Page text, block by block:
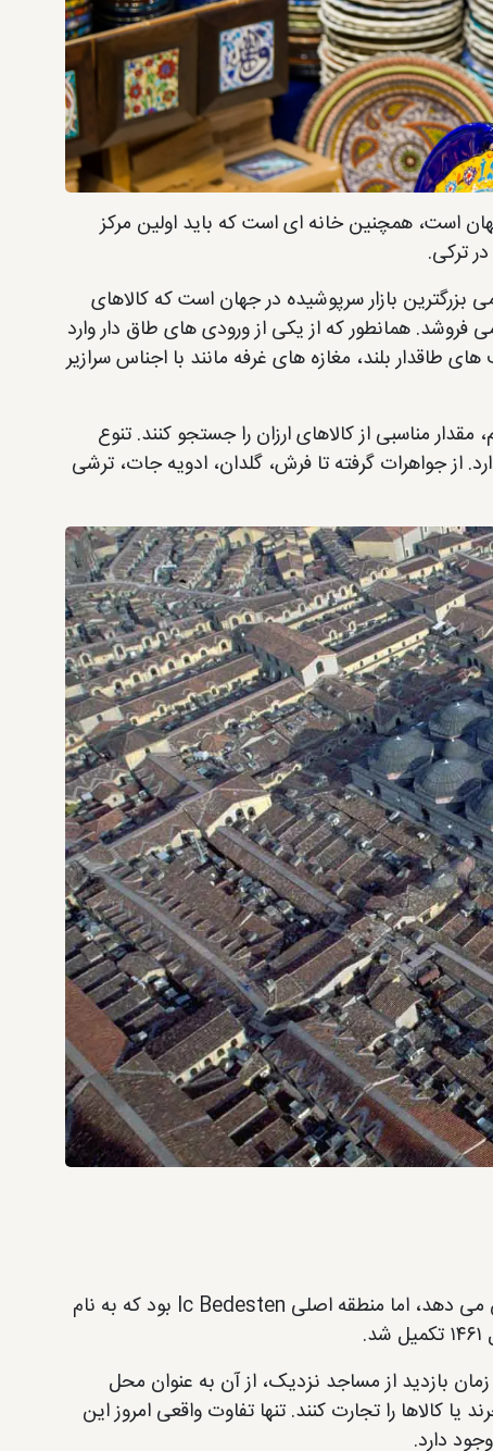
است، همچنین خانه ای است که باید اولین مرکز
بزرگترین بازار سرپوشیده در جهان است که کالاهای
همانطور که از یکی از ورودی های طاق دار وارد
بلند، مغازه های غرفه مانند با اجناس سرازیر
مناسبی از کالاهای ارزان را جستجو کنند. تنوع
از جواهرات گرفته تا فرش، گلدان، ادویه جات، ترشی
این روزها منطقه ای به وسعت ۳۰،۷۰۰ متر مربع با ۴،۰۰۰ مغازه را پوشش می دهد، اما منطقه اصلی Ic Bedesten بود که به نام
بازدید از مساجد نزدیک، از آن به عنوان محل
یا کالاها را تجارت کنند. تنها تفاوت واقعی امروز این
دارد.